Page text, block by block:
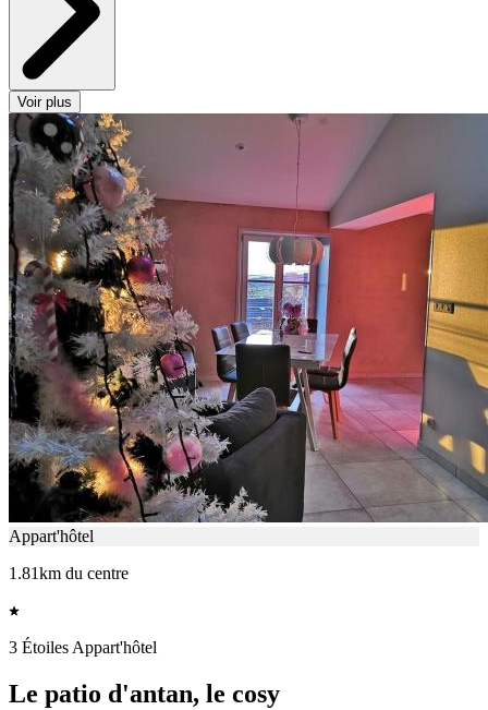
Voir plus
Appart'hôtel
1.81km du centre
3 Étoiles Appart'hôtel
Le patio d'antan, le cosy